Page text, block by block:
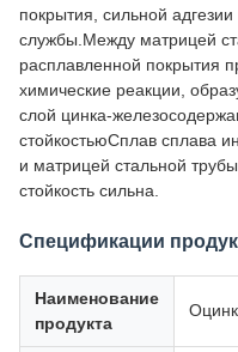
покрытия, сильной
службы.Между матрицей
расплавленной покрытия
химические реакции,
слой цинка-
стойкостьюСплав сплава
и матрицей стальной
стойкость сильна.
Спецификации
Наименование
продукта